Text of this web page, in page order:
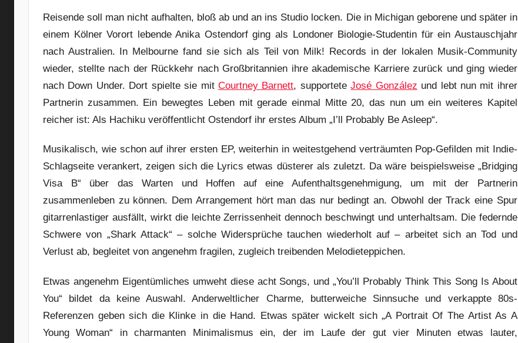
Reisende soll man nicht aufhalten, bloß ab und an ins Studio locken. Die in Michigan geborene und später in
einem Kölner Vorort lebende Anika Ostendorf ging als Londoner Biologie-Studentin für ein Austauschjahr
nach Australien. In Melbourne fand sie sich als Teil von Milk! Records in der lokalen Musik-Community
wieder, stellte nach der Rückkehr nach Großbritannien ihre akademische Karriere zurück und ging wieder
nach Down Under. Dort spielte sie mit Courtney Barnett, supporteteJosé González und lebt nun mit ihrer
Partnerin zusammen. Ein bewegtes Leben mit gerade einmal Mitte 20, das nun um ein weiteres Kapitel
reicher ist: Als Hachiku veröffentlicht Ostendorf ihr erstes Album „I’ll Probably Be Asleep“.
Musikalisch, wie schon auf ihrer ersten EP, weiterhin in weitestgehend verträumten Pop-Gefilden mit Indie-
Schlagseite verankert, zeigen sich die Lyrics etwas düsterer als zuletzt. Da wäre beispielsweise „Bridging
Visa B“ über das Warten und Hoffen auf eine Aufenthaltsgenehmigung, um mit der Partnerin
zusammenleben zu können. Dem Arrangement hört man das nur bedingt an. Obwohl der Track eine Spur
gitarrenlastiger ausfällt, wirkt die leichte Zerrissenheit dennoch beschwingt und unterhaltsam. Die federnde
Schwere von „Shark Attack“ – solche Widersprüche tauchen wiederholt auf – arbeitet sich an Tod und
Verlust ab, begleitet von angenehm fragilen, zugleich treibenden Melodieteppichen.
Etwas angenehm Eigentümliches umweht diese acht Songs, und „You’ll Probably Think This Song Is About
You“ bildet da keine Auswahl. Anderweltlicher Charme, butterweiche Sinnsuche und verkappte 80s-
Referenzen geben sich die Klinke in die Hand. Etwas später wickelt sich „A Portrait Of The Artist As A
Young Woman“ in charmanten Minimalismus ein, der im Laufe der gut vier Minuten etwas lauter,